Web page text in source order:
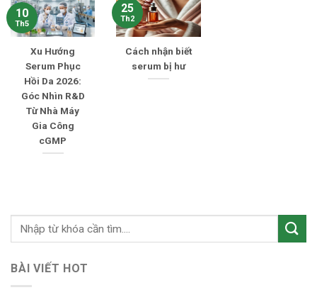
Xu Hướng
Serum Phục
Hồi Da 2026:
Góc Nhìn R&D
Từ Nhà Máy
Gia Công
cGMP
10
Th5
Cách nhận biết
serum bị hư
25
Th2
BÀI VIẾT HOT